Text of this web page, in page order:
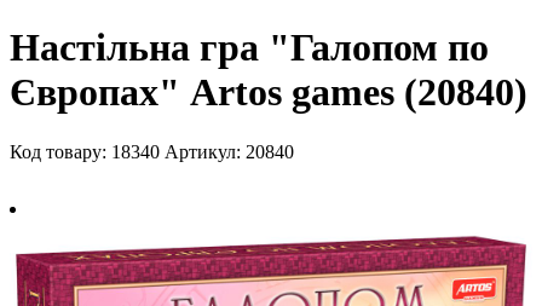
Настільна гра "Галопом по
Європах" Artos games (20840)
Код товару: 18340 Артикул: 20840